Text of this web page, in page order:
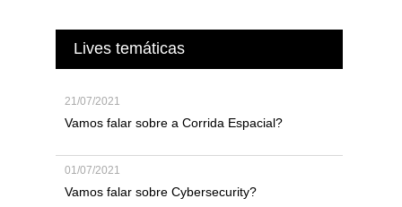
Lives temáticas
21/07/2021
Vamos falar sobre a Corrida Espacial?
01/07/2021
Vamos falar sobre Cybersecurity?